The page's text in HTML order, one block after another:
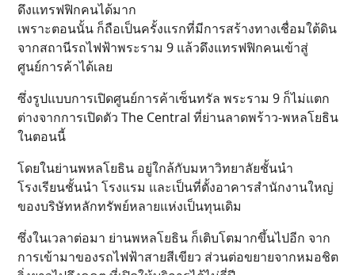
ดึงแทรฟฟิกคนได้มาก
เพราะตอนนั้น ก็ถือเป็นครั้งแรกที่มีการสร้างทางเชื่อมใต้ดิน
จากสถานีรถไฟฟ้าพระราม 9 แล้วดึงแทรฟฟิกคนเข้าสู่
ศูนย์การค้าได้เลย
ซึ่งรูปแบบการเปิดศูนย์การค้าเซ็นทรัล พระราม 9 ก็ไม่แตก
ต่างจากการเปิดตัว The Central ที่ย่านลาดพร้าว-พหลโยธิน
ในตอนนี้
โดยในย่านพหลโยธิน อยู่ใกล้กับมหาวิทยาลัยชั้นนำ
โรงเรียนชั้นนำ โรงแรม และเป็นที่ตั้งอาคารสำนักงานใหญ่
ของบริษัทหลักทรัพย์หลายแห่งเป็นทุนเดิม
ซึ่งในเวลาต่อมา ย่านพหลโยธิน ก็เติบโตมากขึ้นไปอีก จาก
การเข้ามาของรถไฟฟ้าสายสีเขียว ส่วนต่อขยายจากหมอชิต